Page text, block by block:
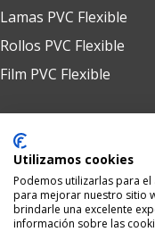
Utilizamos cookies
Podemos utilizarlas para
para mejorar nuestro sitio
brindarle una excelente
información sobre las
Lamas PVC Flexible
Rollos PVC Flexible
Film PVC Flexible
EMPRESA
Quienes somos
Condiciones venta
Contacto